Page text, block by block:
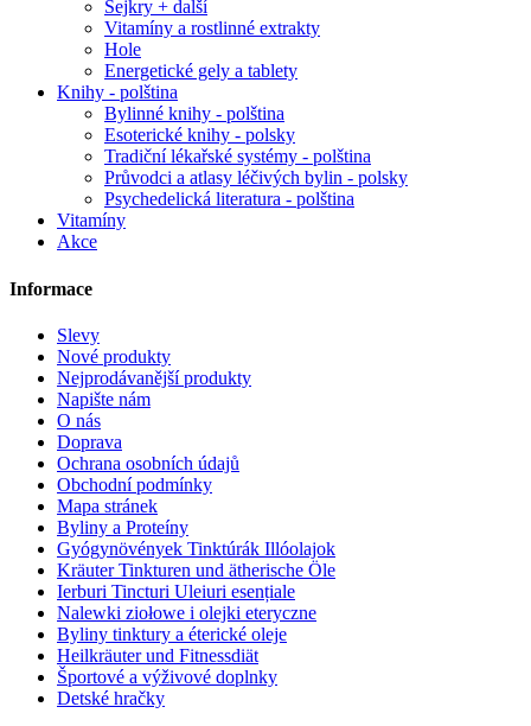
Šejkry + další
Vitamíny a rostlinné extrakty
Hole
Energetické gely a tablety
Knihy - polština
Bylinné knihy - polština
Esoterické knihy - polsky
Tradiční lékařské systémy - polština
Průvodci a atlasy léčivých bylin - polsky
Psychedelická literatura - polština
Vitamíny
Akce
Informace
Slevy
Nové produkty
Nejprodávanější produkty
Napište nám
O nás
Doprava
Ochrana osobních údajů
Obchodní podmínky
Mapa stránek
Byliny a Proteíny
Gyógynövények Tinktúrák Illóolajok
Kräuter Tinkturen und ätherische Öle
Ierburi Tincturi Uleiuri esențiale
Nalewki ziołowe i olejki eteryczne
Byliny tinktury a éterické oleje
Heilkräuter und Fitnessdiät
Športové a výživové doplnky
Detské hračky